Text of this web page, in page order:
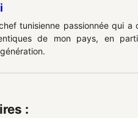
tunisienne passionnée qui
de mon pays, en
: